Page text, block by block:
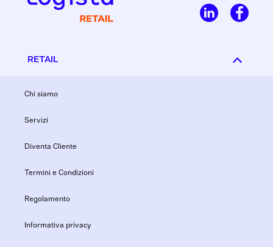
RETAIL
Chi siamo
Servizi
Diventa Cliente
Termini e Condizioni
Regolamento
Informativa privacy